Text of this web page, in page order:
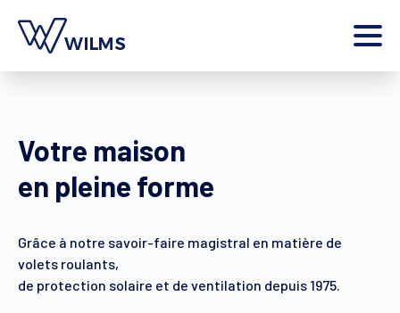
Home
Inspiration
Contact
Plus
Votre maison
en pleine forme
Grâce à notre savoir-faire magistral en matière de
volets roulants,
de protection solaire et de ventilation depuis 1975.